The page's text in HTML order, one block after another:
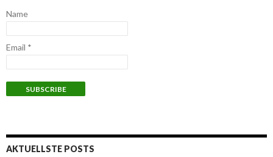
Name
Email *
AKTUELLSTE POSTS